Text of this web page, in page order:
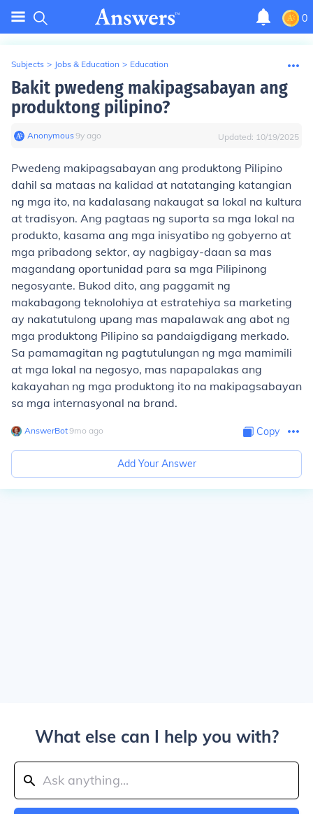
0
Subjects > Jobs & Education > Education
Bakit pwedeng makipagsabayan ang
produktong pilipino?
Anonymous∙9y ago Updated: 10/19/2025
Pwedeng makipagsabayan ang produktong Pilipino
dahil sa mataas na kalidad at natatanging katangian
ng mga ito, na kadalasang nakaugat sa lokal na kultura
at tradisyon. Ang pagtaas ng suporta sa mga lokal na
produkto, kasama ang mga inisyatibo ng gobyerno at
mga pribadong sektor, ay nagbigay-daan sa mas
magandang oportunidad para sa mga Pilipinong
negosyante. Bukod dito, ang paggamit ng
makabagong teknolohiya at estratehiya sa marketing
ay nakatutulong upang mas mapalawak ang abot ng
mga produktong Pilipino sa pandaigdigang merkado.
Sa pamamagitan ng pagtutulungan ng mga mamimili
at mga lokal na negosyo, mas napapalakas ang
kakayahan ng mga produktong ito na makipagsabayan
sa mga internasyonal na brand.
AnswerBot∙9mo ago Copy
Add Your Answer
What else can I help you with?